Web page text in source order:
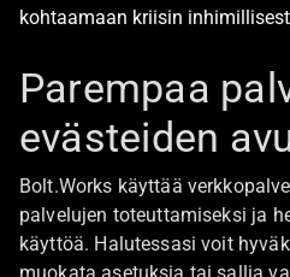
kohtaamaan kriisin
Boltista
Töihin Bolt.Worksin toimistolle
Ajankohtaista
Parempaa
evästeiden
Bolt.Works käyttää
palvelujen toteuttamiseksi ja
käyttöä. Halutessasi voit